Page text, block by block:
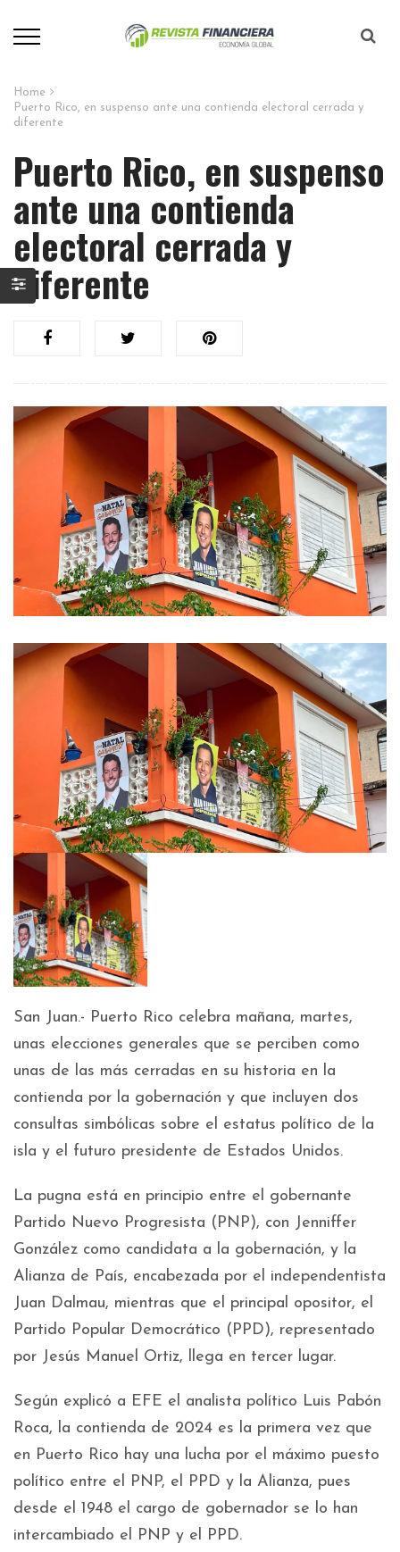
Home
Puerto Rico, en suspenso ante una contienda electoral cerrada y
diferente
Puerto Rico, en suspenso
ante una contienda
electoral cerrada y
diferente
San Juan.- Puerto Rico celebra mañana, martes,
unas elecciones generales que se perciben como
unas de las más cerradas en su historia en la
contienda por la gobernación y que incluyen dos
consultas simbólicas sobre el estatus político de la
isla y el futuro presidente de Estados Unidos.
La pugna está en principio entre el gobernante
Partido Nuevo Progresista (PNP), con Jenniffer
González como candidata a la gobernación, y la
Alianza de País, encabezada por el independentista
Juan Dalmau, mientras que el principal opositor, el
Partido Popular Democrático (PPD), representado
por Jesús Manuel Ortiz, llega en tercer lugar.
Según explicó a EFE el analista político Luis Pabón
Roca, la contienda de 2024 es la primera vez que
en Puerto Rico hay una lucha por el máximo puesto
político entre el PNP, el PPD y la Alianza, pues
desde el 1948 el cargo de gobernador se lo han
intercambiado el PNP y el PPD.